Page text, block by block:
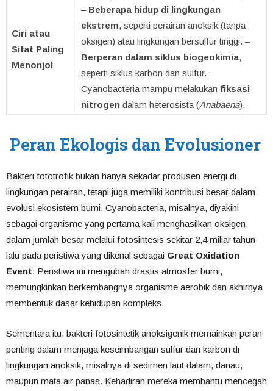
Ciri atau
Sifat Paling
Menonjol
– Beberapa hidup di lingkungan
ekstrem, seperti perairan anoksik (tanpa
oksigen) atau lingkungan bersulfur tinggi. –
Berperan dalam siklus biogeokimia,
seperti siklus karbon dan sulfur. –
Cyanobacteria mampu melakukan fiksasi
nitrogen dalam heterosista (Anabaena).
Peran Ekologis dan Evolusioner
Bakteri fototrofik bukan hanya sekadar produsen energi di
lingkungan perairan, tetapi juga memiliki kontribusi besar dalam
evolusi ekosistem bumi. Cyanobacteria, misalnya, diyakini
sebagai organisme yang pertama kali menghasilkan oksigen
dalam jumlah besar melalui fotosintesis sekitar 2,4 miliar tahun
lalu pada peristiwa yang dikenal sebagai Great Oxidation
Event. Peristiwa ini mengubah drastis atmosfer bumi,
memungkinkan berkembangnya organisme aerobik dan akhirnya
membentuk dasar kehidupan kompleks.
Sementara itu, bakteri fotosintetik anoksigenik memainkan peran
penting dalam menjaga keseimbangan sulfur dan karbon di
lingkungan anoksik, misalnya di sedimen laut dalam, danau,
maupun mata air panas. Kehadiran mereka membantu mencegah